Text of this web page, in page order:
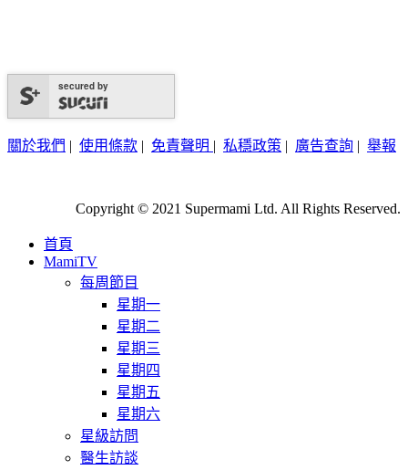
secured by
關於我們 | 使用條款 | 免責聲明 | 私穩政策 | 廣告查詢 | 舉報
Copyright © 2021 Supermami Ltd. All Rights Reserved.
首頁
MamiTV
每周節目
星期一
星期二
星期三
星期四
星期五
星期六
星級訪問
醫生訪談